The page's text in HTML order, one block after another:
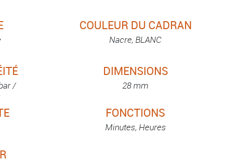
COULEUR DU CADRAN
Nacre, BLANC
/
DIMENSIONS
28 mm
FONCTIONS
Minutes, Heures